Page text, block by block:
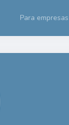
Para empresas